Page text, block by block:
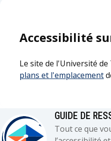
Accessibilité
Le site de l'Université
plans et l'emplacement
GUIDE DE
Tout ce que